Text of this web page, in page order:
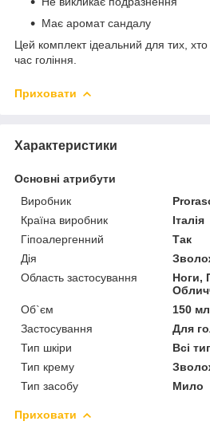
Має аромат сандалу
Цей комплект ідеальний для тих, хто
час гоління.
Приховати
Характеристики
Основні атрибути
Виробник
Країна виробник
Італія
Гіпоалергенний
Так
Дія
Область застосування
Ноги,
Об`єм
150 мл
Застосування
Для
Тип шкіри
Всі
Тип крему
Тип засобу
Мило
Приховати